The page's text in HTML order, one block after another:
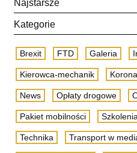
Najstarsze
Kategorie
Brexit FTD Galeria
Kierowca-mechanik
News Opłaty drogowe
Pakiet mobilności
Technika Transport w